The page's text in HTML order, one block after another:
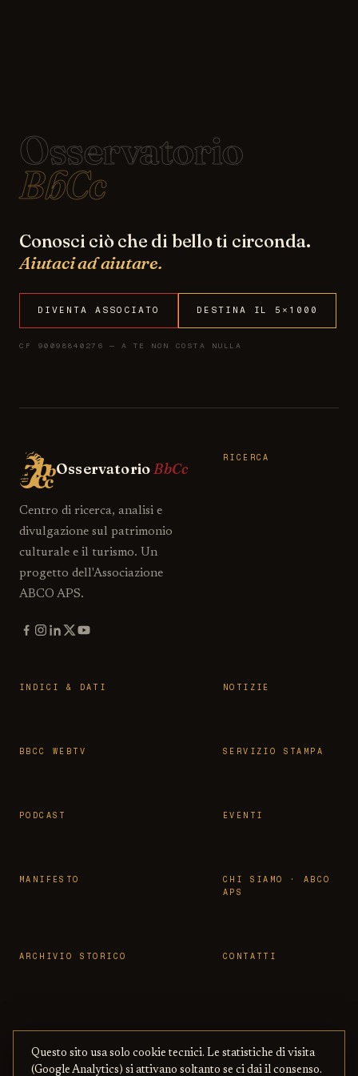
Osservatorio
BbCc
Conosci ciò che di bello ti circonda.
Aiutaci ad aiutare.
DIVENTA ASSOCIATO DESTINA IL 5×1000
CF 90098840276 — A TE NON COSTA NULLA
OsservatorioBbCc
Centro di ricerca, analisi e
divulgazione sul patrimonio
culturale e il turismo. Un
progetto dell'Associazione
ABCO APS.
RICERCA
INDICI & DATI NOTIZIE
BBCC WEBTV SERVIZIO STAMPA
PODCAST EVENTI
MANIFESTO
CHI SIAMO · ABCO
APS
ARCHIVIO STORICO CONTATTI
© 2026 OSSERVATORIO BBCC ·
PRIVACY
Questo sito usa solo cookie tecnici. Le statistiche di visita
(Google Analytics) si attivano soltanto se ci dai il consenso.